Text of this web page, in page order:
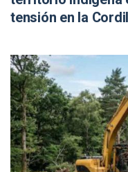
tensión en la